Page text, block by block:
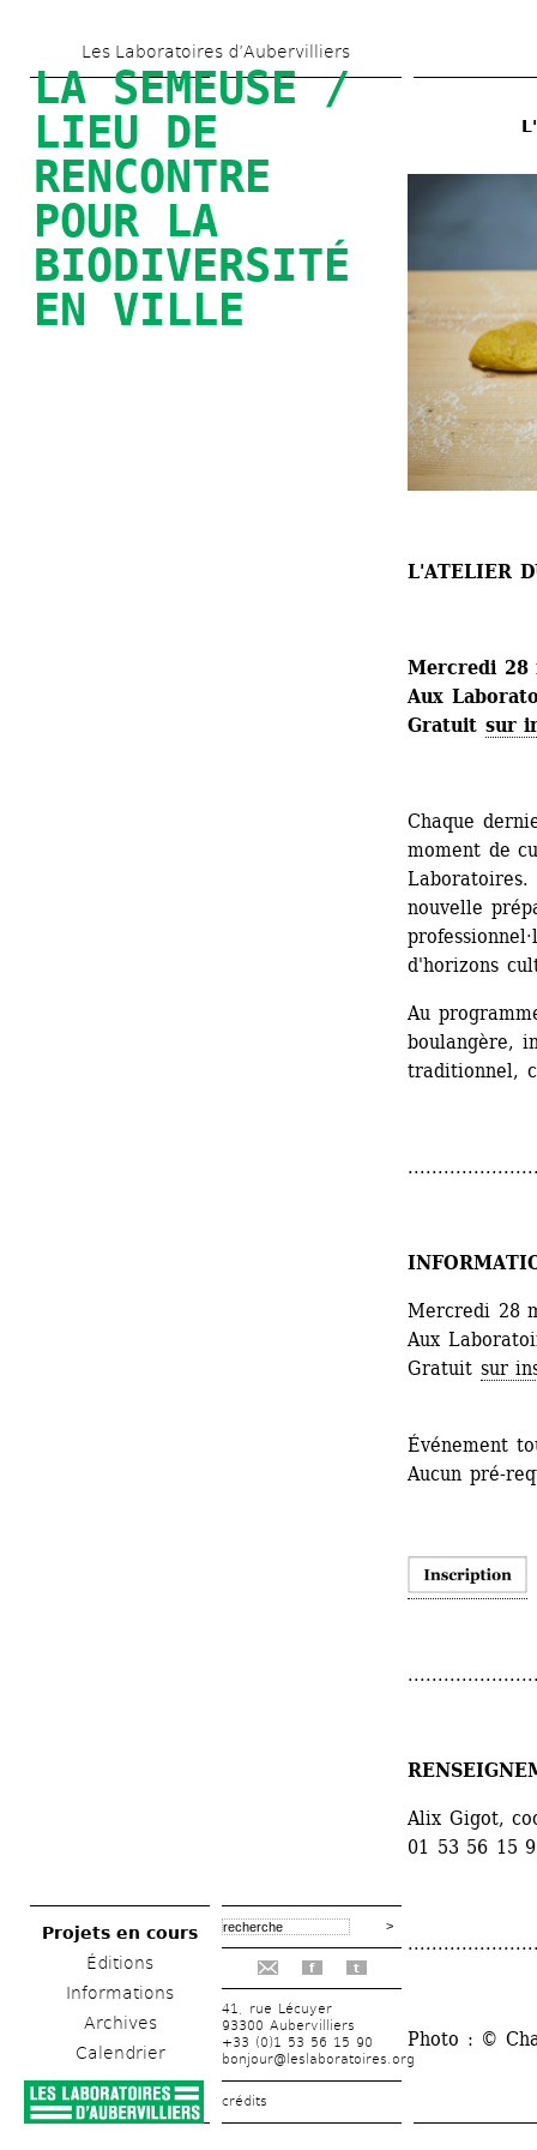
au
contenu
principal
Les Laboratoires d’Aubervilliers
LA SEMEUSE /
LIEU DE
RENCONTRE
POUR LA
BIODIVERSITÉ
EN VILLE
Projets en cours
Éditions
Informations
Archives
Calendrier
f t
41, rue Lécuyer
93300 Aubervilliers
+33 (0)1 53 56 15 90
bonjour@leslaboratoires.org
crédits
L'ATELIER
Mercredi 28
Aux
Gratuit sur
Chaque
moment de
Laboratoires.
nouvelle
d'horizons
Au
boulangère,
traditionnel,
Mercredi 28
Aux
Gratuit sur
Événement
Aucun pré-
Alix Gigot,
01 53 56 15
Photo : ©